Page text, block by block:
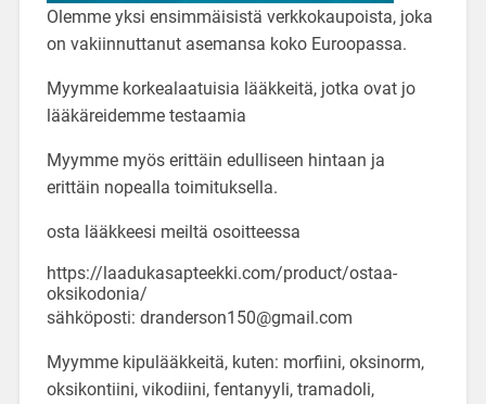
Olemme yksi ensimmäisistä verkkokaupoista, joka
on vakiinnuttanut asemansa koko Euroopassa.
Myymme korkealaatuisia lääkkeitä, jotka ovat jo
lääkäreidemme testaamia
Myymme myös erittäin edulliseen hintaan ja
erittäin nopealla toimituksella.
osta lääkkeesi meiltä osoitteessa
https://laadukasapteekki.com/product/ostaa-
oksikodonia/
sähköposti: dranderson150@gmail.com
Myymme kipulääkkeitä, kuten: morfiini, oksinorm,
oksikontiini, vikodiini, fentanyyli, tramadoli,